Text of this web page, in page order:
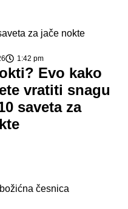
1:42 pm
Evo kako
vratiti snagu
saveta za